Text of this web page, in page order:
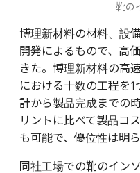
靴の
博理新材料の材料、設
開発によるもので、高
きた。博理新材料の高
における十数の工程を
計から製品完成までの
リントに比べて製品コ
も可能で、優位性は明ら
同社工場での靴のイン